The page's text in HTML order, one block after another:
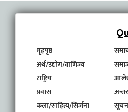
गृहपृष्ठ
अर्थ/उद्योग/वाणिज्य
राष्ट्रिय
प्रवास
कला/साहित्य/सिर्जना